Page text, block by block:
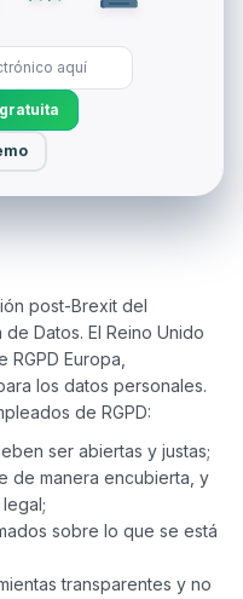
post-Brexit del
Datos. El Reino Unido
RGPD Europa,
los datos personales.
ser abiertas y justas;
de manera encubierta, y
sobre lo que se está
transparentes y no